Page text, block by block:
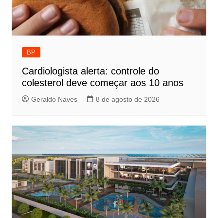
BP
Cardiologista alerta: controle do
colesterol deve começar aos 10 anos
Geraldo Naves 8 de agosto de 2026